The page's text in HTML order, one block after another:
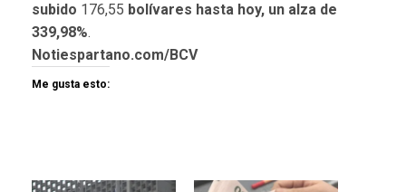
subido 176,55 bolívares hasta hoy, un alza de
339,98%.
Notiespartano.com/BCV
Me gusta esto: